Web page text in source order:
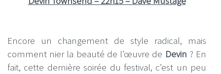
Encore un changement de style radical, mais
comment nier la beauté de l’œuvre de Devin ? En
fait, cette dernière soirée du festival, c’est un peu